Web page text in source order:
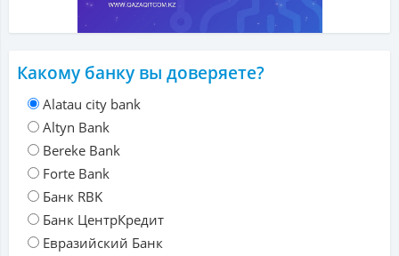
Какому банку вы доверяете?
Alatau city bank
Altyn Bank
Bereke Bank
Forte Bank
Банк RBK
Банк ЦентрКредит
Евразийский Банк